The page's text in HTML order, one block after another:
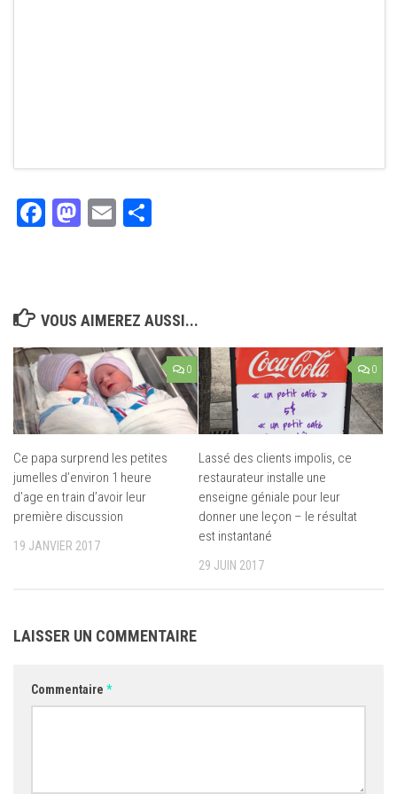
Facebook
Mastodon
Email
VOUS AIMEREZ AUSSI...
0
Ce papa surprend les petites
jumelles d’environ 1 heure
d’age en train d’avoir leur
première discussion
19 JANVIER 2017
0
Lassé des clients impolis, ce
restaurateur installe une
enseigne géniale pour leur
donner une leçon – le résultat
est instantané
29 JUIN 2017
LAISSER UN COMMENTAIRE
Commentaire *